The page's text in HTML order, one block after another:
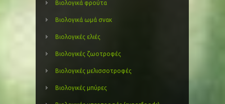
Βιολογικά φρούτα
Βιολογικά ωμά σνακ
Βιολογικές ελιές
Βιολογικές ζωοτροφές
Βιολογικές μελισσοτροφές
Βιολογικές μπύρες